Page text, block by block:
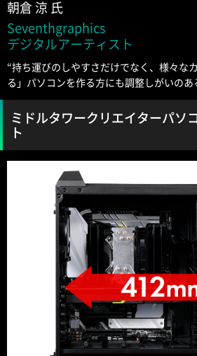
朝倉 涼 氏
Seventhgraphics
デジタルアーティスト
“持ち運びのしやすさだけでなく、様々な
る」パソコンを作る方にも調整しがいのあ
ミドルタワークリエイターパソ
ト